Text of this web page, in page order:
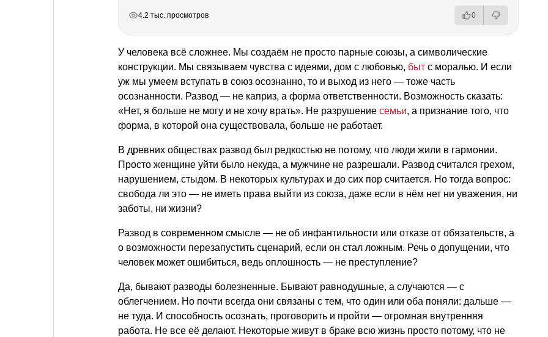
4.2 тыс. просмотров 0
У человека всё сложнее. Мы создаём не просто парные союзы, а символические
конструкции. Мы связываем чувства с идеями, дом с любовью, быт с моралью. И если
уж мы умеем вступать в союз осознанно, то и выход из него — тоже часть
осознанности. Развод — не каприз, а форма ответственности. Возможность сказать:
«Нет, я больше не могу и не хочу врать». Не разрушение семьи, а признание того, что
форма, в которой она существовала, больше не работает.
В древних обществах развод был редкостью не потому, что люди жили в гармонии.
Просто женщине уйти было некуда, а мужчине не разрешали. Развод считался грехом,
нарушением, стыдом. В некоторых культурах и до сих пор считается. Но тогда вопрос:
свобода ли это — не иметь права выйти из союза, даже если в нём нет ни уважения, ни
заботы, ни жизни?
Развод в современном смысле — не об инфантильности или отказе от обязательств, а
о возможности перезапустить сценарий, если он стал ложным. Речь о допущении, что
человек может ошибиться, ведь оплошность — не преступление?
Да, бывают разводы болезненные. Бывают равнодушные, а случаются — с
облегчением. Но почти всегда они связаны с тем, что один или оба поняли: дальше —
не туда. И способность осознать, проговорить и пройти — огромная внутренняя
работа. Не все её делают. Некоторые живут в браке всю жизнь просто потому, что не